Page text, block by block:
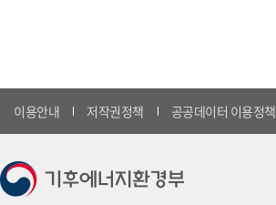
이용안내 저작권정책 공공데이터 이용정책